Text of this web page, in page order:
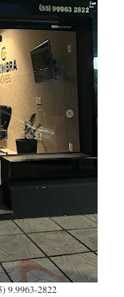
9.9963-2822